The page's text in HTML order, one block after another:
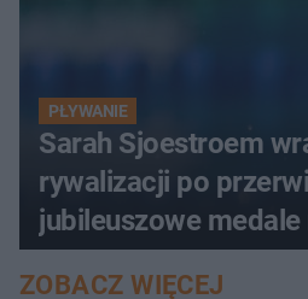
PŁYWANIE
Sarah Sjoestroem
rywalizacji po
jubileuszowe medale
ZOBACZ WIĘCEJ